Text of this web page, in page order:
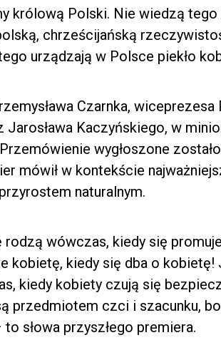
królową Polski. Nie wiedzą
chrześcijańską
urządzają w Polsce piekło
Czarnka, wiceprezesa
Kaczyńskiego, w
wygłoszone
mówił w kontekście
naturalnym.
wówczas, kiedy się
kobietę, kiedy się dba o kobietę!
kiedy kobiety czują się
przedmiotem czci i szacunku,
słowa przyszłego premiera.